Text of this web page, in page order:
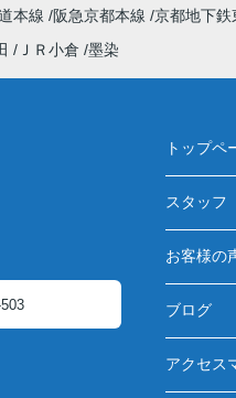
本線 阪急京都本線 京都地下鉄
ＪＲ小倉 墨染
トップペ
スタッフ
お客様の
ブログ
アクセス